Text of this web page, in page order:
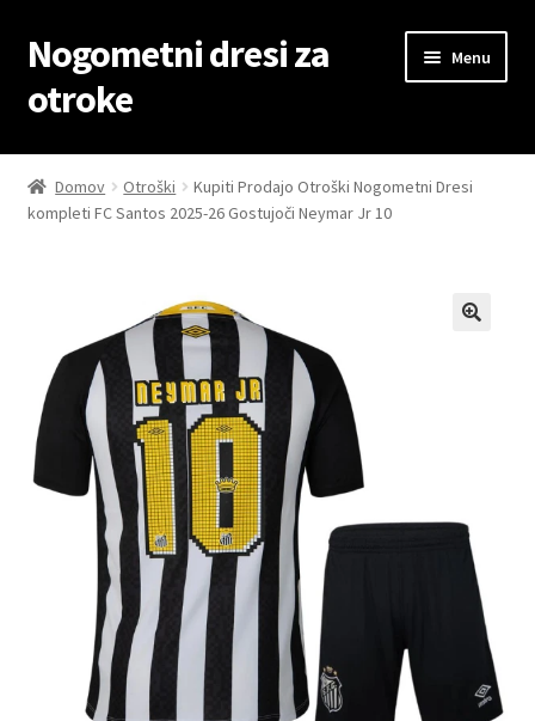
Skip
to
navigation
Skip
to
content
Nogometni dresi za
otroke
Menu
Domov
Blog
Košarica
Moj račun
Trgovina
Zaključek nakupa
Domov Otroški
Kupiti Prodajo Otroški Nogometni Dresi
kompleti FC Santos 2025-26 Gostujoči Neymar Jr 10